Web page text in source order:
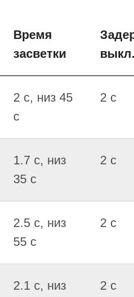
Время
засветки
2 c, низ 45
c
2 c
1.7 c, низ
35 c
2 c
2.5 c, низ
55 c
2 c
2.1 c, низ
2 c